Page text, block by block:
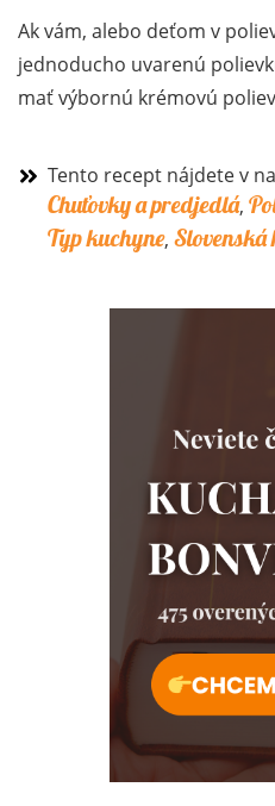
Ak vám, alebo deťom v
jednoducho uvarenú
mať výbornú krémovú
Tento recept nájdete v
Chuťovky a predjedlá,
Typ kuchyne, Slovenská